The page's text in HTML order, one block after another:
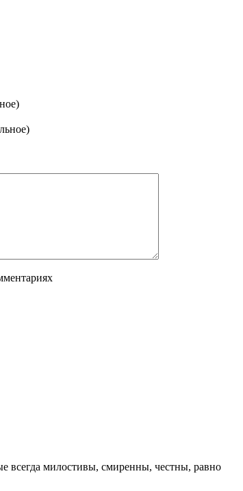
всегда милостивы, смиренны, честны, равно